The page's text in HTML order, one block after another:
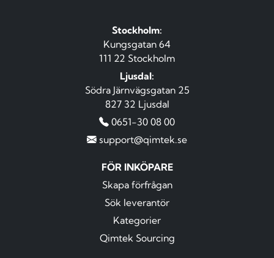
Stockholm:
Kungsgatan 64
111 22 Stockholm
Ljusdal:
Södra Järnvägsgatan 25
827 32 Ljusdal
0651-30 08 00
support@qimtek.se
FÖR INKÖPARE
Skapa förfrågan
Sök leverantör
Kategorier
Qimtek Sourcing